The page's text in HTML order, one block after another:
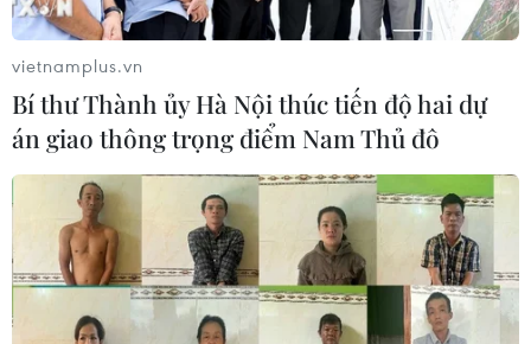
vietnamplus.vn
Bí thư Thành ủy Hà Nội thúc tiến độ hai dự
án giao thông trọng điểm Nam Thủ đô